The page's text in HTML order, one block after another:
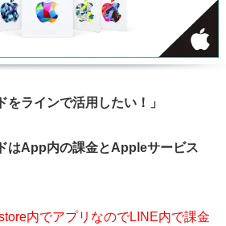
をラインで活用したい！」
はApp内の課金とAppleサービス
内でアプリなのでLINE内で課金